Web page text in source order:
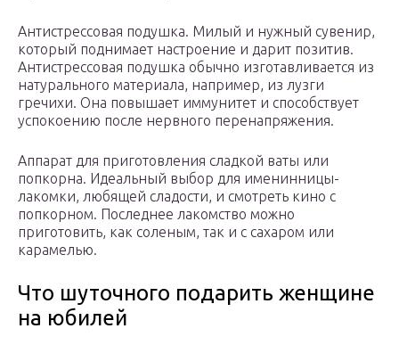
Антистрессовая подушка. Милый и нужный сувенир,
который поднимает настроение и дарит позитив.
Антистрессовая подушка обычно изготавливается из
натурального материала, например, из лузги
гречихи. Она повышает иммунитет и способствует
успокоению после нервного перенапряжения.
Аппарат для приготовления сладкой ваты или
попкорна. Идеальный выбор для именинницы-
лакомки, любящей сладости, и смотреть кино с
попкорном. Последнее лакомство можно
приготовить, как соленым, так и с сахаром или
карамелью.
Что шуточного подарить женщине
на юбилей